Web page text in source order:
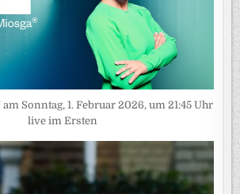
am Sonntag, 1. Februar 2026, um 21:45 Uhr
live im Ersten